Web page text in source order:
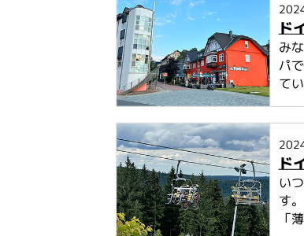
ド
み
パ
て
ド
い
す
「